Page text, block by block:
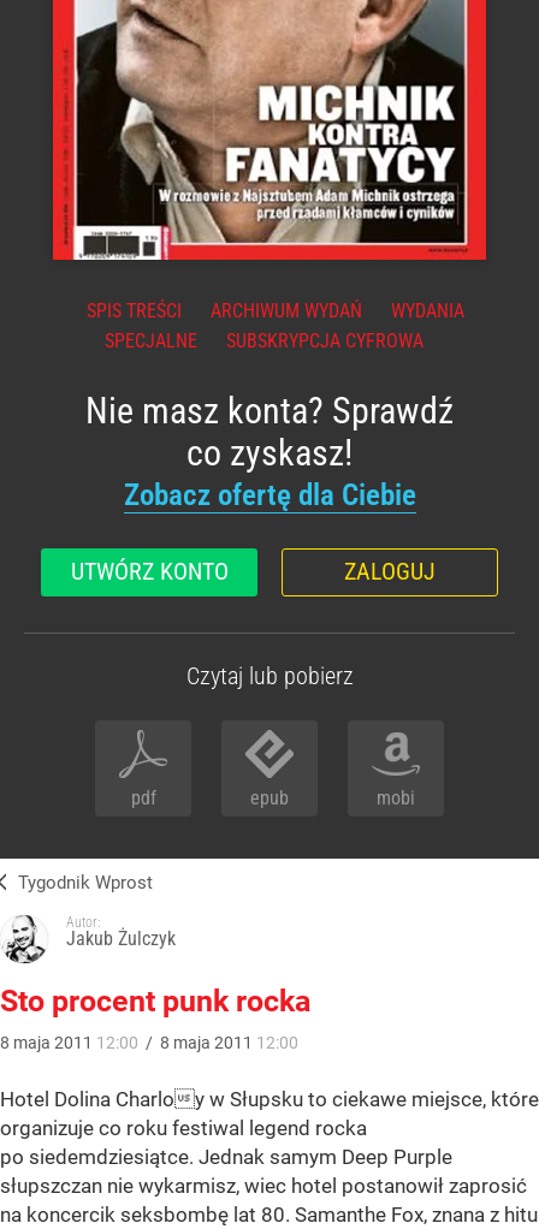
SPIS TREŚCI ARCHIWUM WYDAŃ
WYDANIA
SPECJALNE
SUBSKRYPCJA CYFROWA
Nie masz konta? Sprawdź
co zyskasz!
Zobacz ofertę dla Ciebie
UTWÓRZ KONTO ZALOGUJ
Czytaj lub pobierz
pdf epub mobi
Tygodnik Wprost
Autor:
Jakub Żulczyk
Sto procent punk rocka
8 maja 2011 12:00 / 8 maja 2011 12:00
Hotel Dolina Charloy w Słupsku to ciekawe miejsce, które
organizuje co roku festiwal legend rocka
po siedemdziesiątce. Jednak samym Deep Purple
słupszczan nie wykarmisz, wiec hotel postanowił zaprosić
na koncercik seksbombę lat 80. Samanthe Fox, znana z hitu